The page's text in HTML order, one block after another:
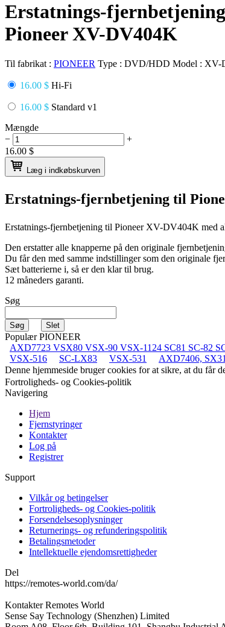
Erstatnings-
Pioneer XV-DV404K
Til fabrikat : PIONEER Type : DVD/HDD Model : XV-
16.00 $ Hi-Fi
16.00 $ Standard v1
Mængde
−
+
16.00 $
Læg i indkøbskurven
Erstatnings-fjernbetjening til
Erstatnings-fjernbetjening til Pioneer XV-DV404K med
Den erstatter alle knapperne på den originale
Du får den med samme indstillinger som den originale
Sæt batterierne i, så er den klar til brug.
12 måneders garanti.
Søg
Populær PIONEER
AXD7723 VSX80 VSX-90 VSX-1124 SC81 SC-82
VSX-516
SC-LX83 VSX-531 AXD7406,
Denne hjemmeside bruger cookies for at sikre, at du får
Fortroligheds- og Cookies-politik
Navigering
Hjem
Fjernstyringer
Kontakter
Log på
Registrer
Support
Vilkår og betingelser
Fortroligheds- og Cookies-politik
Forsendelsesoplysninger
Returnerings- og refunderingspolitik
Betalingsmetoder
Intellektuelle ejendomsrettigheder
Del
https://remotes-world.com/da/
Kontakter Remotes World
Sense Say Technology (Shenzhen) Limited